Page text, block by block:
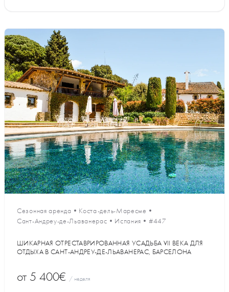
Сезонная аренда • Коста-дель-Маресме •
Сант-Андреу-де-Льаванерас • Испания • #447
ШИКАРНАЯ ОТРЕСТАВРИРОВАННАЯ УСАДЬБА VII ВЕКА ДЛЯ
ОТДЫХА В САНТ-АНДРЕУ-ДЕ-ЛЬАВАНЕРАС, БАРСЕЛОНА
от 5 400€ / неделя